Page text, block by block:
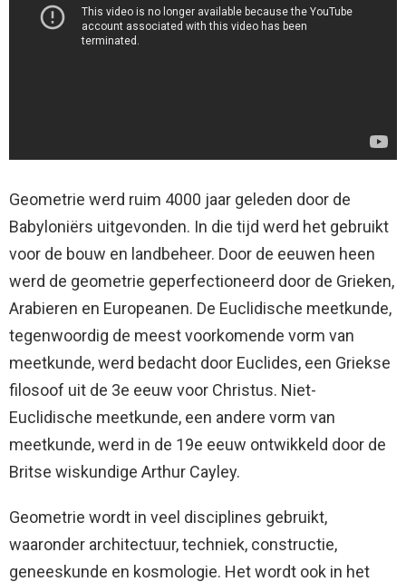
Geometrie werd ruim 4000 jaar geleden door de
Babyloniërs uitgevonden. In die tijd werd het gebruikt
voor de bouw en landbeheer. Door de eeuwen heen
werd de geometrie geperfectioneerd door de Grieken,
Arabieren en Europeanen. De Euclidische meetkunde,
tegenwoordig de meest voorkomende vorm van
meetkunde, werd bedacht door Euclides, een Griekse
filosoof uit de 3e eeuw voor Christus. Niet-
Euclidische meetkunde, een andere vorm van
meetkunde, werd in de 19e eeuw ontwikkeld door de
Britse wiskundige Arthur Cayley.
Geometrie wordt in veel disciplines gebruikt,
waaronder architectuur, techniek, constructie,
geneeskunde en kosmologie. Het wordt ook in het